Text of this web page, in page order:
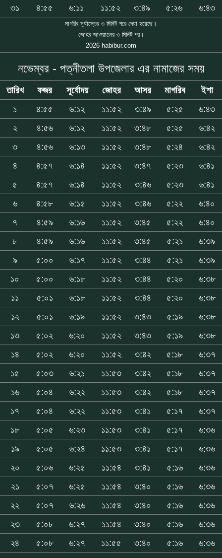
৩১
৪:৫৫ ৬:১১ ১১:৫২ ৩:৪৯ ৫:২৬ ৬:৪৩
মাগরিব সূর্যাস্তের ৩ মিনিট পরে দেয়া হয়েছে।
জোহর জাওয়ালের ৩ মিনিট পর।
2026 habibur.com
নভেম্বর - পত্নীতলা উপজেলার এর নামাজের সময়
তারিখ ফজর সূর্যোদয় জোহর আসর মাগরিব
ইশা
১
৪:৫৫ ৬:১২ ১১:৫২ ৩:৪৯ ৫:২৫
৬:৪৩
২
৪:৫৬ ৬:১২ ১১:৫২ ৩:৪৮ ৫:২৫
৬:৪২
৩
৪:৫৬ ৬:১৩ ১১:৫২ ৩:৪৮ ৫:২৪
৬:৪২
৪
৪:৫৭ ৬:১৪ ১১:৫২ ৩:৪৭ ৫:২৩
৬:৪১
৫
৪:৫৭ ৬:১৪ ১১:৫২ ৩:৪৬ ৫:২৩
৬:৪১
৬
৪:৫৮ ৬:১৫ ১১:৫২ ৩:৪৬ ৫:২২
৬:৪০
৭
৪:৫৯ ৬:১৬ ১১:৫২ ৩:৪৫ ৫:২২
৬:৪০
৮
৪:৫৯ ৬:১৬ ১১:৫২ ৩:৪৫ ৫:২১
৬:৩৯
৯
৫:০০ ৬:১৭ ১১:৫২ ৩:৪৪ ৫:২১
৬:৩৯
১০
৫:০০ ৬:১৮ ১১:৫২ ৩:৪৪ ৫:২০
৬:৩৮
১১
৫:০১ ৬:১৮ ১১:৫২ ৩:৪৪ ৫:২০
৬:৩৮
১২
৫:০১ ৬:১৯ ১১:৫২ ৩:৪৩ ৫:১৯
৬:৩৮
১৩
৫:০২ ৬:২০ ১১:৫২ ৩:৪৩ ৫:১৯
৬:৩৮
১৪
৫:০২ ৬:২০ ১১:৫২ ৩:৪২ ৫:১৮
৬:৩৭
১৫
৫:০৩ ৬:২১ ১১:৫৩ ৩:৪২ ৫:১৮
৬:৩৭
১৬
৫:০৪ ৬:২২ ১১:৫৩ ৩:৪২ ৫:১৮
৬:৩৭
১৭
৫:০৪ ৬:২২ ১১:৫৩ ৩:৪১ ৫:১৭
৬:৩৭
১৮
৫:০৫ ৬:২৩ ১১:৫৩ ৩:৪১ ৫:১৭
৬:৩৬
১৯
৫:০৫ ৬:২৪ ১১:৫৩ ৩:৪১ ৫:১৭
৬:৩৬
২০
৫:০৬ ৬:২৫ ১১:৫৪ ৩:৪১ ৫:১৬
৬:৩৬
২১
৫:০৭ ৬:২৫ ১১:৫৪ ৩:৪০ ৫:১৬
৬:৩৬
২২
৫:০৭ ৬:২৬ ১১:৫৪ ৩:৪০ ৫:১৬
৬:৩৬
২৩
৫:০৮ ৬:২৭ ১১:৫৪ ৩:৪০ ৫:১৬
৬:৩৬
২৪
৫:০৮ ৬:২৭ ১১:৫৫ ৩:৪০ ৫:১৬
৬:৩৬